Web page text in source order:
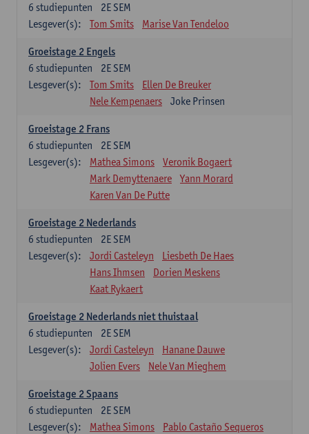
2E SEM
6 studiepunten
Lesgever(s):
Tom Smits Marise Van Tendeloo
Groeistage 2 Engels
2E SEM
6 studiepunten
Lesgever(s):
Tom Smits
Ellen De Breuker
Nele Kempenaers
Joke Prinsen
Groeistage 2 Frans
2E SEM
6 studiepunten
Lesgever(s):
Mathea Simons
Veronik Bogaert
Mark Demyttenaere
Yann Morard
Karen Van De Putte
Groeistage 2 Nederlands
2E SEM
6 studiepunten
Lesgever(s):
Jordi Casteleyn
Liesbeth De Haes
Hans Ihmsen
Dorien Meskens
Kaat Rykaert
Groeistage 2 Nederlands niet thuistaal
2E SEM
6 studiepunten
Lesgever(s):
Jordi Casteleyn
Hanane Dauwe
Jolien Evers
Nele Van Mieghem
Groeistage 2 Spaans
2E SEM
6 studiepunten
Lesgever(s):
Mathea Simons Pablo Castaño Sequeros